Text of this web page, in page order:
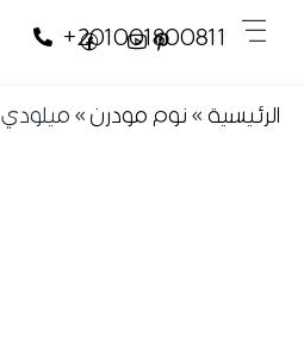
+201001800811
الرئيسية»نوم مودرن»ميلودي